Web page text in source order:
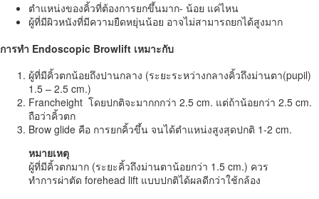
ตำแหน่งของคิ้วที่ต้องการยกขึ้นมาก- น้อย แค่ไหน
ผู้ที่มีผิวหนังที่มีความยืดหยุ่นน้อย อาจไม่สามารถยกได้สูงมาก
การทำ Endoscopic Browlift เหมาะกับ
ผู้ที่มีคิ้วตกน้อยถึงปานกลาง (ระยะระหว่างกลางคิ้วถึงม่านตา(pupil)
1.5 – 2.5 cm.)
Francheight โดยปกติจะมากกกว่า 2.5 cm. แต่ถ้าน้อยกว่า 2.5 cm.
ถือว่าคิ้วตก
Brow glide คือ การยกคิ้วขึ้น จนได้ตำแหน่งสูงสุดปกติ 1-2 cm.
หมายเหตุ
ผู้ที่มีคิ้วตกมาก (ระยะคิ้วถึงม่านตาน้อยกว่า 1.5 cm.) ควร
ทำการผ่าตัด forehead lift แบบปกติได้ผลดีกว่าใช้กล้อง